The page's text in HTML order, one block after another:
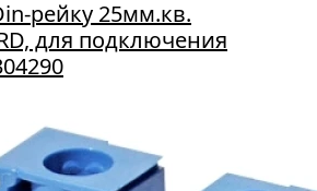
рейку 25мм.кв.
для подключения